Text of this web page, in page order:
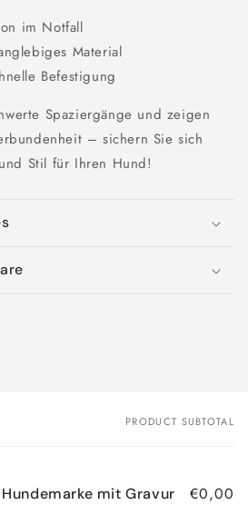
im Notfall
Material
Befestigung
Spaziergänge und zeigen
– sichern Sie sich
Stil für Ihren Hund!
PRODUCT SUBTOTAL
mit Gravur
€0,00